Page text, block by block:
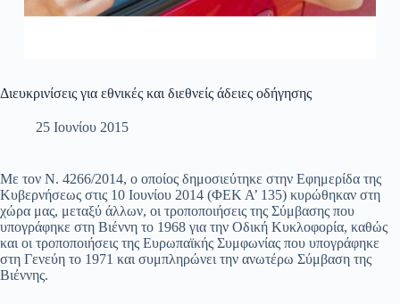
Διευκρινίσεις για εθνικές και διεθνείς άδειες οδήγησης
25 Ιουνίου 2015
Με τον Ν. 4266/2014, ο οποίος δημοσιεύτηκε στην Εφημερίδα της
Κυβερνήσεως στις 10 Ιουνίου 2014 (ΦΕΚ Α’ 135) κυρώθηκαν στη
χώρα μας, μεταξύ άλλων, οι τροποποιήσεις της Σύμβασης που
υπογράφηκε στη Βιέννη το 1968 για την Οδική Κυκλοφορία, καθώς
και οι τροποποιήσεις της Ευρωπαϊκής Συμφωνίας που υπογράφηκε
στη Γενεύη το 1971 και συμπληρώνει την ανωτέρω Σύμβαση της
Βιέννης.